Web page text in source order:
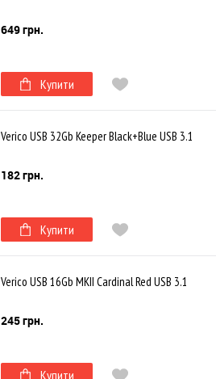
649 грн.
Купити
Verico USB 32Gb Keeper Black+Blue USB 3.1
182 грн.
Купити
Verico USB 16Gb MKII Cardinal Red USB 3.1
245 грн.
Купити